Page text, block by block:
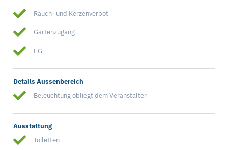
Rauch- und Kerzenverbot
Gartenzugang
EG
Details Aussenbereich
Beleuchtung obliegt dem Veranstalter
Ausstattung
Toiletten